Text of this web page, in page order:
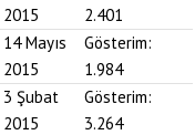
2015
2.401
14 Mayıs
2015
Gösterim:
1.984
3 Şubat
2015
Gösterim:
3.264